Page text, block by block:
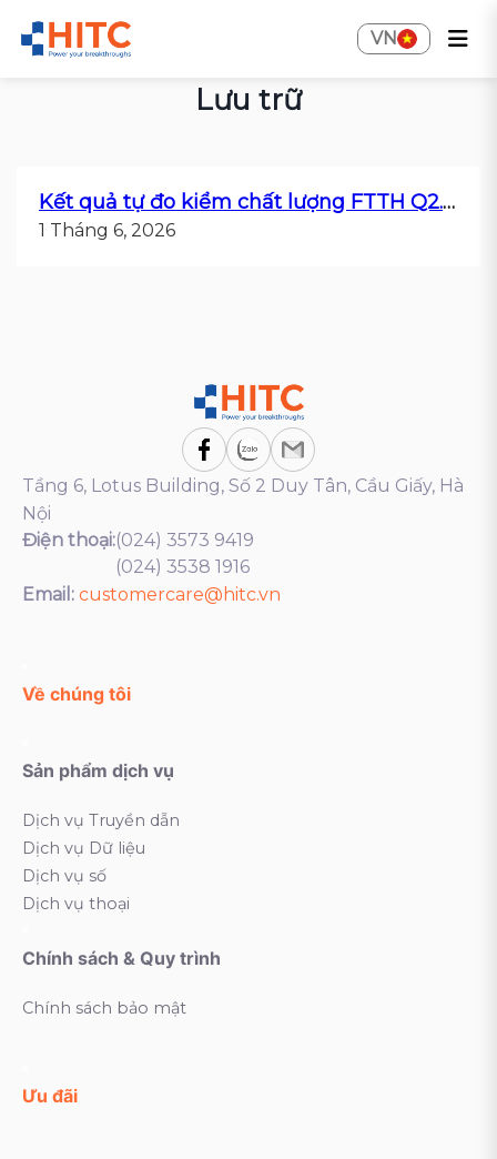
VN
Lưu trữ
Kết quả tự đo kiểm chất lượng FTTH Q2.2019
1 Tháng 6, 2026
Tầng 6, Lotus Building, Số 2 Duy Tân, Cầu Giấy, Hà
Nội
Điện thoại:(024) 3573 9419
(024) 3538 1916
Email: customercare@hitc.vn
Về chúng tôi
Sản phẩm dịch vụ
Dịch vụ Truyền dẫn
Dịch vụ Dữ liệu
Dịch vụ số
Dịch vụ thoại
Chính sách & Quy trình
Chính sách bảo mật
Ưu đãi